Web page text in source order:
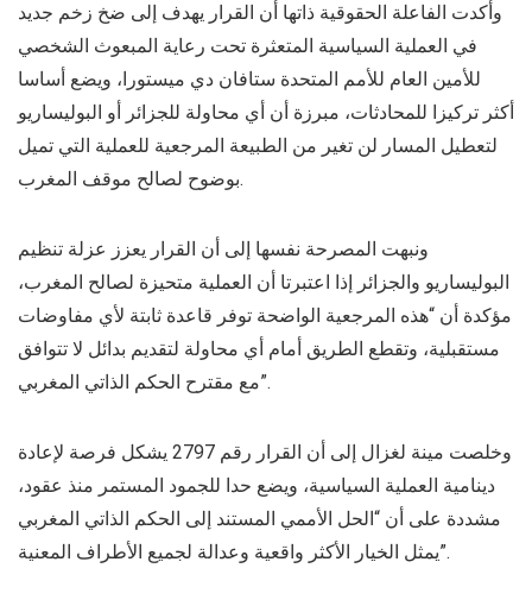
وأكدت الفاعلة الحقوقية ذاتها أن القرار يهدف إلى ضخ زخم جديد
في العملية السياسية المتعثرة تحت رعاية المبعوث الشخصي
للأمين العام للأمم المتحدة ستافان دي ميستورا، ويضع أساسا
أكثر تركيزا للمحادثات، مبرزة أن أي محاولة للجزائر أو البوليساريو
لتعطيل المسار لن تغير من الطبيعة المرجعية للعملية التي تميل
بوضوح لصالح موقف المغرب.
ونبهت المصرحة نفسها إلى أن القرار يعزز عزلة تنظيم
البوليساريو والجزائر إذا اعتبرتا أن العملية متحيزة لصالح المغرب،
مؤكدة أن “هذه المرجعية الواضحة توفر قاعدة ثابتة لأي مفاوضات
مستقبلية، وتقطع الطريق أمام أي محاولة لتقديم بدائل لا تتوافق
مع مقترح الحكم الذاتي المغربي”.
وخلصت مينة لغزال إلى أن القرار رقم 2797 يشكل فرصة لإعادة
دينامية العملية السياسية، ويضع حدا للجمود المستمر منذ عقود،
مشددة على أن “الحل الأممي المستند إلى الحكم الذاتي المغربي
يمثل الخيار الأكثر واقعية وعدالة لجميع الأطراف المعنية”.